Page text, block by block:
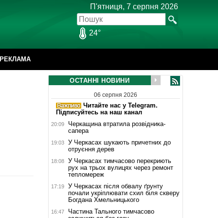
П'ятниця, 7 серпня 2026
24°
РЕКЛАМА
ОСТАННІ НОВИНИ
06 серпня 2026
Читайте нас у Telegram.
Підписуйтесь на наш канал
20:09
Черкащина втратила розвідника-
сапера
19:03
У Черкасах шукають причетних до
отруєння дерев
18:08
У Черкасах тимчасово перекриють
рух на трьох вулицях через ремонт
тепломереж
17:19
У Черкасах після обвалу ґрунту
почали укріплювати схил біля скверу
Богдана Хмельницького
16:47
Частина Тального тимчасово